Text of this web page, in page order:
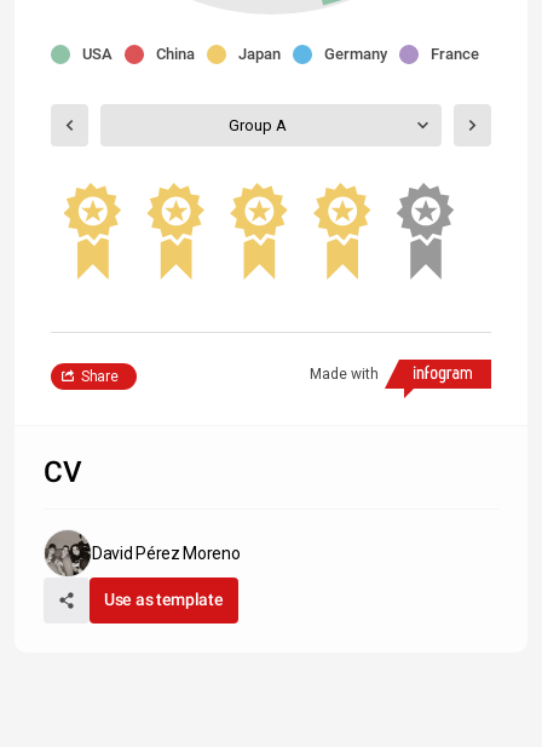
USA China Japan Germany France
Group A
Made with
Share
CV
David Pérez Moreno
Use as template